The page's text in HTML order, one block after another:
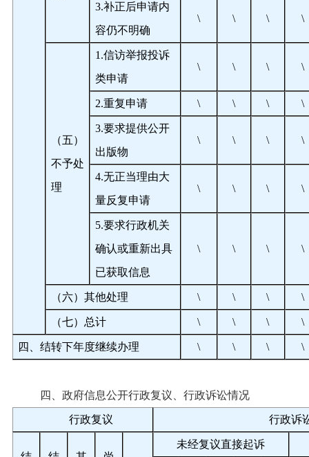
3.补正后申请内
容仍不明确
\ \ \ \
（五）
不予处
理
1.信访举报投诉
类申请
\ \ \ \
2.重复申请 \ \ \ \
3.要求提供公开
出版物
\ \ \ \
4.无正当理由大
量反复申请
\ \ \ \
5.要求行政机关
确认或重新出具
已获取信息
\ \ \ \
（六）其他处理 \ \ \ \
（七）总计 \ \ \ \
四、结转下年度继续办理 \ \ \ \
四、政府信息公开行政复议、行政诉讼情况
行政复议 行政诉
未经复议直接起诉